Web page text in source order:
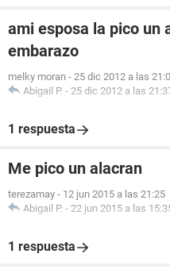
ami esposa la pico un
embarazo
melky moran - 25 dic 2012 a las
Abigail P. - 25 dic 2012 a las
1 respuesta
Me pico un alacran
terezamay - 12 jun 2015 a las 21:25
Abigail P. - 22 jun 2015 a las
1 respuesta